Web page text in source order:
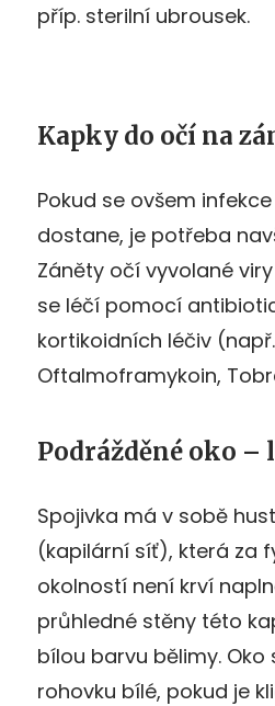
příp. sterilní ubrousek.
Kapky do očí na
Pokud se ovšem
dostane, je potřeba
Záněty očí vyvolané
se léčí pomocí
kortikoidních léčiv
Oftalmoframykoin,
Podrážděné oko –
Spojivka má v sobě
(kapilární síť), která za
okolností není krví
průhledné stěny této
bílou barvu bělimy.
rohovku bílé, pokud je